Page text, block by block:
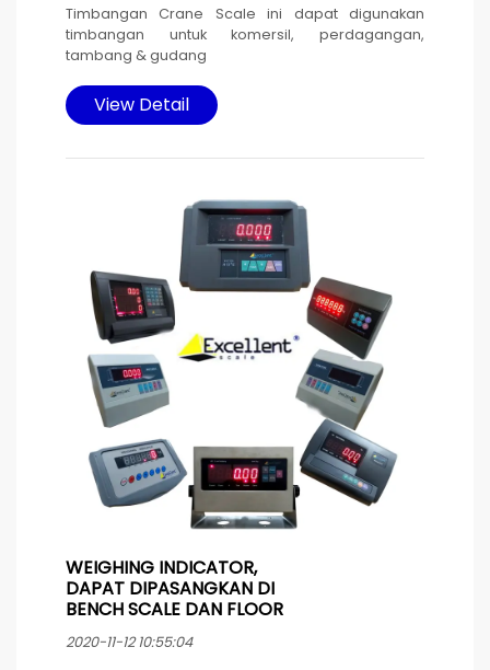
Timbangan Crane Scale ini dapat digunakan
timbangan untuk komersil, perdagangan,
tambang & gudang
Timbangan ini memiliki daya otomatis mati 30
menit setelah timbangan tidak aktif atau kondisi
View Detail
WEIGHING INDICATOR,
DAPAT DIPASANGKAN DI
BENCH SCALE DAN FLOOR
SCALE
2020-11-12 10:55:04